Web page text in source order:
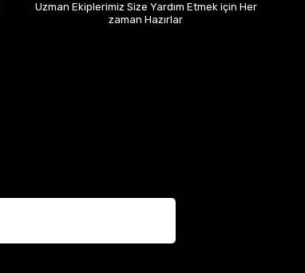
Uzman Ekiplerimiz Size Yardım Etmek için Her
zaman Hazırlar